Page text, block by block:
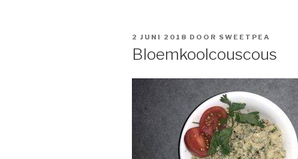
GEPLAATST
2 JUNI 2018 DOOR SWEETPEA
Bloemkoolcouscous